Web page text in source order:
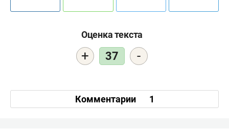
Оценка текста
+ 37 -
Комментарии 1